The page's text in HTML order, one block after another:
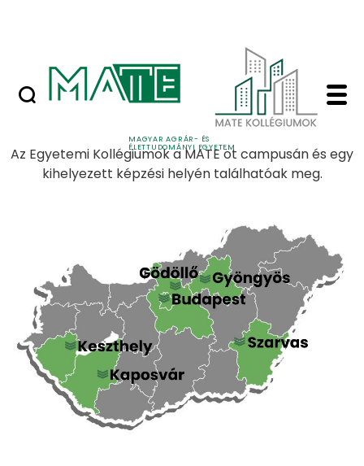
MAGYAR AGRÁR- ÉS
ÉLETTUDOMÁNYI EGYETEM
Nyilvános versenyeztetési felhívások
Kezdőlap - MATE
Utolsó frissítés: 2022 szeptember 01.
Az Egyetemi Kollégiumok a MATE öt campusán és egy
kihelyezett képzési helyén találhatóak meg.